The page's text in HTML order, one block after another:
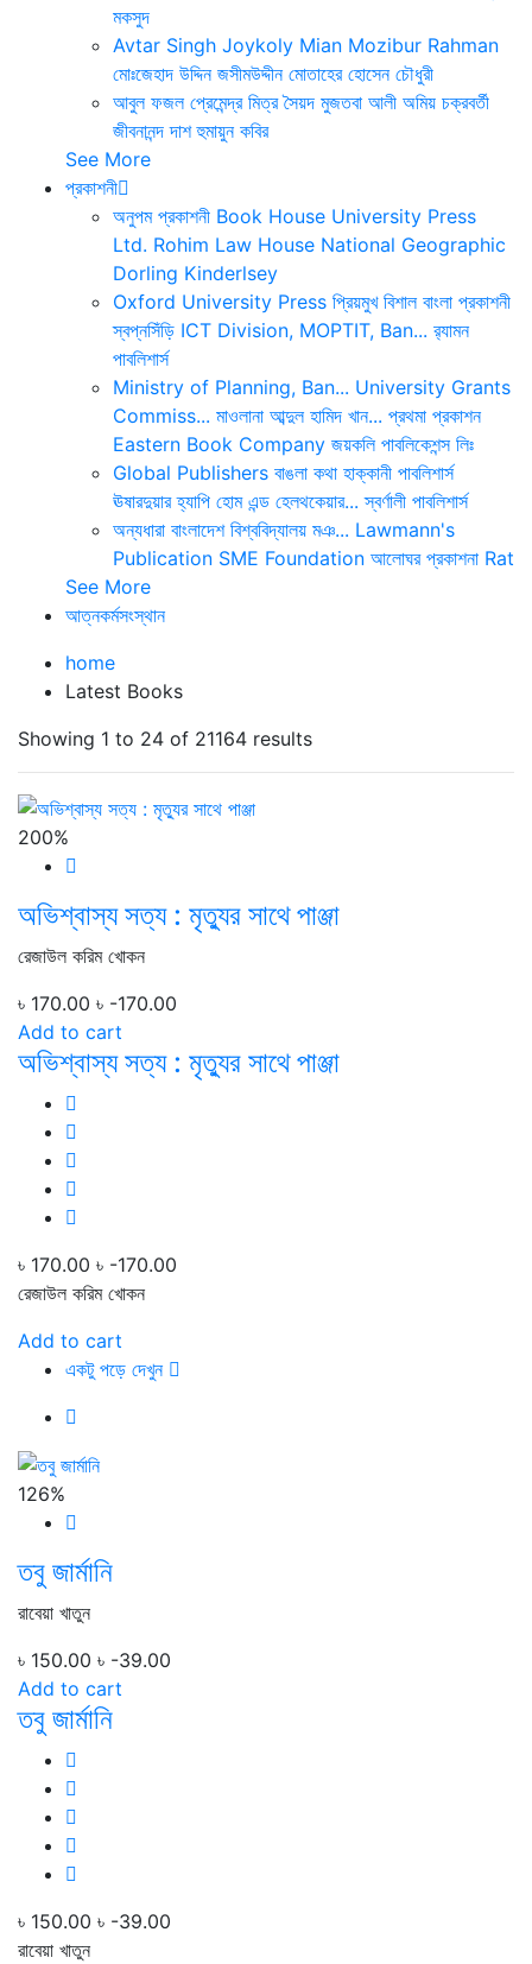
মকসুদ
Avtar Singh Joykoly Mian Mozibur Rahman
মোঃজেহাদ উদ্দিন জসীমউদ্দীন মোতাহের হোসেন চৌধুরী
আবুল ফজল প্রেমেন্দ্র মিত্র সৈয়দ মুজতবা আলী অমিয় চক্রবর্তী
জীবনানন্দ দাশ হুমায়ুন কবির
See More
প্রকাশনী
অনুপম প্রকাশনী Book House University Press
Ltd. Rohim Law House National Geographic
Dorling Kinderlsey
Oxford University Press প্রিয়মুখ বিশাল বাংলা প্রকাশনী
স্বপ্নসিঁড়ি ICT Division, MOPTIT, Ban... র‍্যামন
পাবলিশার্স
Ministry of Planning, Ban... University Grants
Commiss... মাওলানা আব্দুল হামিদ খান... প্রথমা প্রকাশন
Eastern Book Company জয়কলি পাবলিকেশন্স লিঃ
Global Publishers বাঙলা কথা হাক্কানী পাবলিশার্স
ঊষারদুয়ার হ্যাপি হোম এন্ড হেলথকেয়ার... স্বর্ণালী পাবলিশার্স
অন্যধারা বাংলাদেশ বিশ্ববিদ্যালয় মঞ... Lawmann's
Publication SME Foundation আলোঘর প্রকাশনা Rat
See More
আত্নকর্মসংস্থান
home
Latest Books
Showing 1 to 24 of 21164 results
200%
অভিশ্বাস্য সত্য : মৃত্যুর সাথে পাঞ্জা
রেজাউল করিম খোকন
৳ 170.00 ৳ -170.00
Add to cart
অভিশ্বাস্য সত্য : মৃত্যুর সাথে পাঞ্জা
৳ 170.00 ৳ -170.00
রেজাউল করিম খোকন
Add to cart
একটু পড়ে দেখুন
126%
তবু জার্মানি
রাবেয়া খাতুন
৳ 150.00 ৳ -39.00
Add to cart
তবু জার্মানি
৳ 150.00 ৳ -39.00
রাবেয়া খাতুন